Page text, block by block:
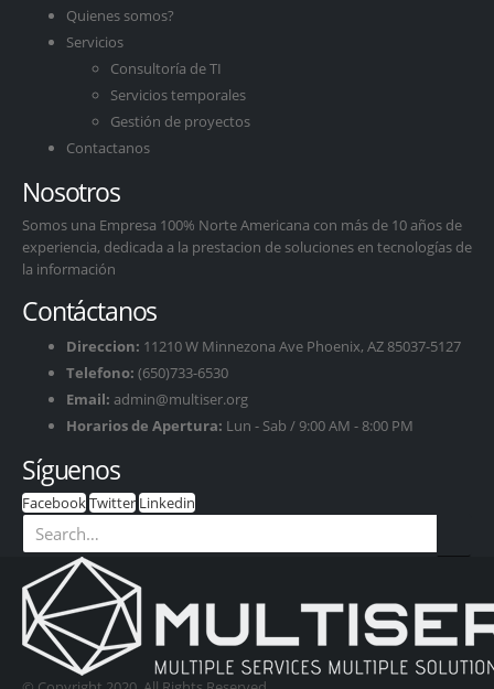
Quienes somos?
Servicios
Consultoría de TI
Servicios temporales
Gestión de proyectos
Contactanos
Nosotros
Somos una Empresa 100% Norte Americana con más de 10 años de
experiencia, dedicada a la prestacion de soluciones en tecnologías de
la información
Contáctanos
Direccion: 11210 W Minnezona Ave Phoenix, AZ 85037-5127
Telefono: (650)733-6530
Email: admin@multiser.org
Horarios de Apertura: Lun - Sab / 9:00 AM - 8:00 PM
Síguenos
FacebookTwitter Linkedin